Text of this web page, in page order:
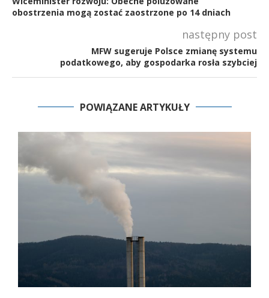
obostrzenia mogą zostać zaostrzone po 14 dniach
następny post
MFW sugeruje Polsce zmianę systemu
podatkowego, aby gospodarka rosła szybciej
POWIĄZANE ARTYKUŁY